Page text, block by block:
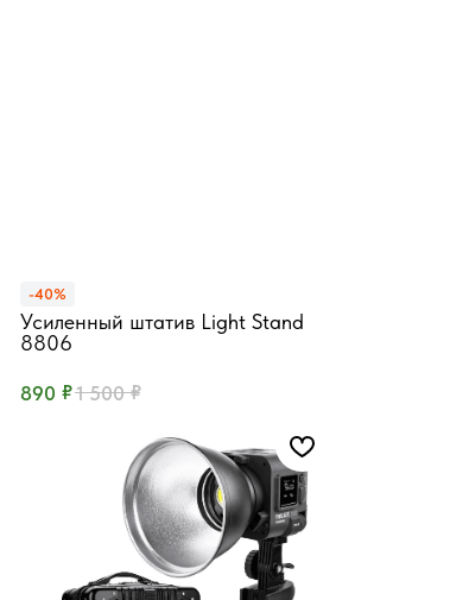
-40%
Усиленный штатив Light Stand
8806
890 ₽1 500 ₽